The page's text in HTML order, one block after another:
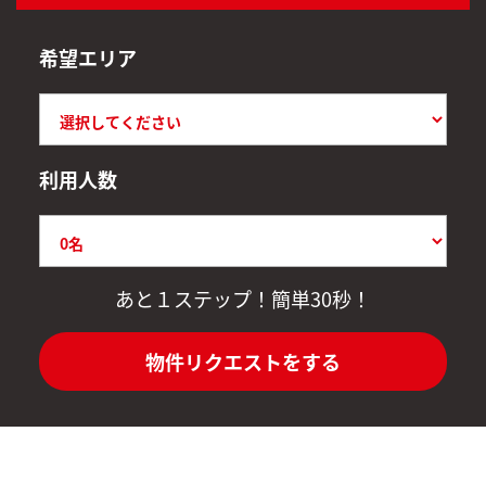
希望エリア
利用人数
あと１ステップ！簡単30秒！
物件リクエストをする